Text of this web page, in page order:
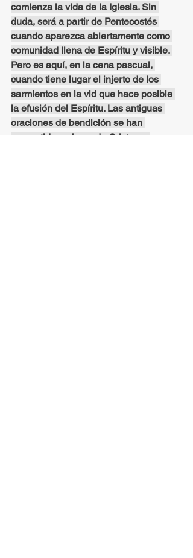
comienza la vida de la Iglesia. Sin
duda, será a partir de Pentecostés
cuando aparezca abiertamente como
comunidad llena de Espíritu y visible.
Pero es aquí, en la cena pascual,
cuando tiene lugar el injerto de los
sarmientos en la vid que hace posible
la efusión del Espíritu. Las antiguas
oraciones de bendición se han
convertido en boca de Cristo en